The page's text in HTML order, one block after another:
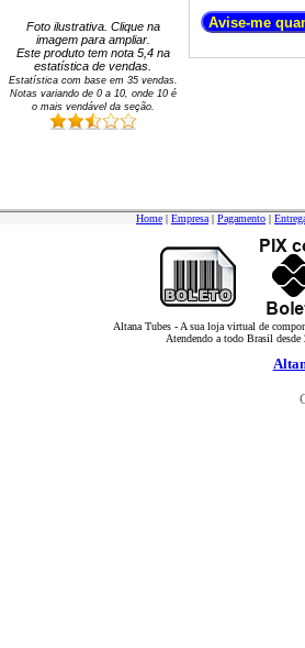
Foto ilustrativa. Clique na
imagem para ampliar.
Este produto tem nota 5,4na
estatística de vendas.
Estatística com base em 35vendas.
Notas variando de 0a 10, onde 10 é
o mais vendável da seção.
Home | Empresa | Pagamento |
Altana Tubes - A sua loja virtual de
Atendendo a todo Brasil desde